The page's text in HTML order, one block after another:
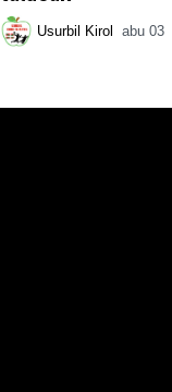
Usurbil Kirol abu 03